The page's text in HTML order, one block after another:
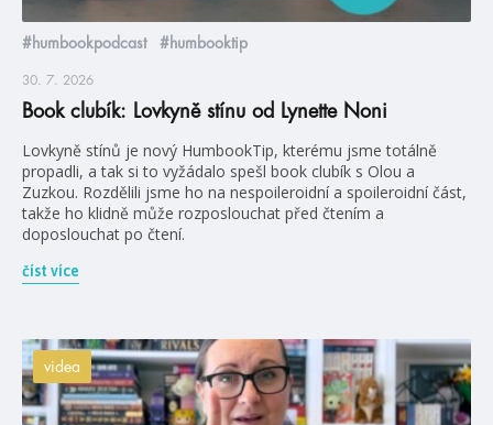
#humbookpodcast #humbooktip
30. 7. 2026
Book clubík: Lovkyně stínu od Lynette Noni
Lovkyně stínů je nový HumbookTip, kterému jsme totálně
propadli, a tak si to vyžádalo spešl book clubík s Olou a
Zuzkou. Rozdělili jsme ho na nespoileroidní a spoileroidní část,
takže ho klidně může rozposlouchat před čtením a
doposlouchat po čtení.
číst více
videa